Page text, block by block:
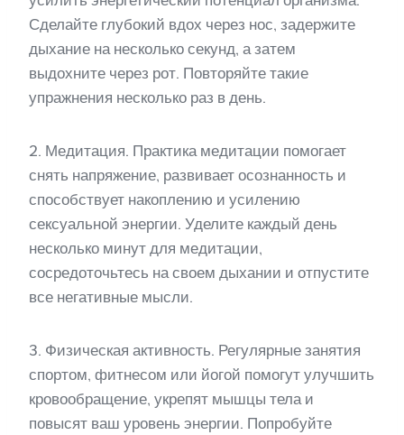
Сделайте глубокий вдох через нос, задержите
дыхание на несколько секунд, а затем
выдохните через рот. Повторяйте такие
упражнения несколько раз в день.
2. Медитация. Практика медитации помогает
снять напряжение, развивает осознанность и
способствует накоплению и усилению
сексуальной энергии. Уделите каждый день
несколько минут для медитации,
сосредоточьтесь на своем дыхании и отпустите
все негативные мысли.
3. Физическая активность. Регулярные занятия
спортом, фитнесом или йогой помогут улучшить
кровообращение, укрепят мышцы тела и
повысят ваш уровень энергии. Попробуйте